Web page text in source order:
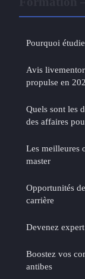
Pourquoi
Avis
propulse en
Quels sont les
des affaires
Les meilleures
master
Opportunités
carrière
Devenez
Boostez vos
antibes